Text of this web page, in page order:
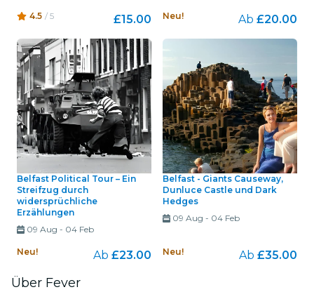
4.5 / 5 £15.00 Neu! Ab £20.00
Belfast Political Tour – Ein
Streifzug durch
widersprüchliche
Erzählungen
09 Aug - 04 Feb
Neu! Ab £23.00
Belfast - Giants Causeway,
Dunluce Castle und Dark
Hedges
09 Aug - 04 Feb
Neu! Ab £35.00
Über Fever